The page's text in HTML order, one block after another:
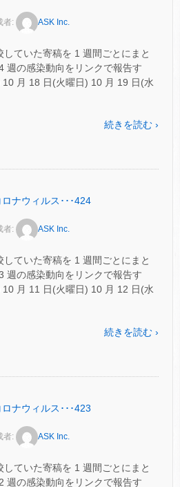
者: ASK Inc.
ていた寄稿を 1 週間ごとにまと
週の感染動向をリンクで報告す
月 18 日(火曜日) 10 月 19 日(水
続きを読む ›
ナウィルス･･･424
者: ASK Inc.
ていた寄稿を 1 週間ごとにまと
週の感染動向をリンクで報告す
月 11 日(火曜日) 10 月 12 日(水
続きを読む ›
ナウィルス･･･423
者: ASK Inc.
ていた寄稿を 1 週間ごとにまと
週の感染動向をリンクで報告す